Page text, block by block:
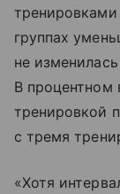
группах
не
В процентном
тренировкой
с тремя
«Хотя